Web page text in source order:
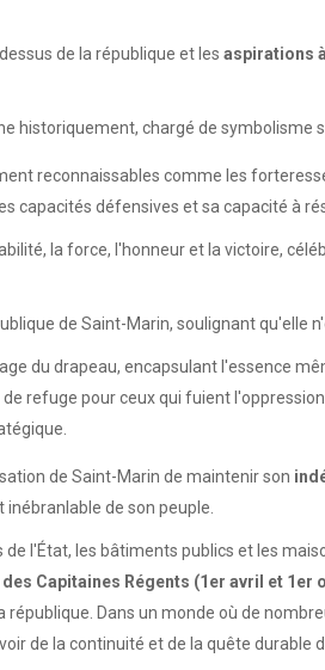
de la république et les aspirations
historiquement, chargé de symbolisme
reconnaissables comme les
capacités défensives et sa capacité à
la force, l'honneur et la victoire,
de Saint-Marin, soulignant qu'elle
du drapeau, encapsulant l'essence
refuge pour ceux qui fuient
de Saint-Marin de maintenir son
de son peuple.
l'État, les bâtiments publics et les
Capitaines Régents (1er avril et 1er
Dans un monde où de
de la continuité et de la quête durable